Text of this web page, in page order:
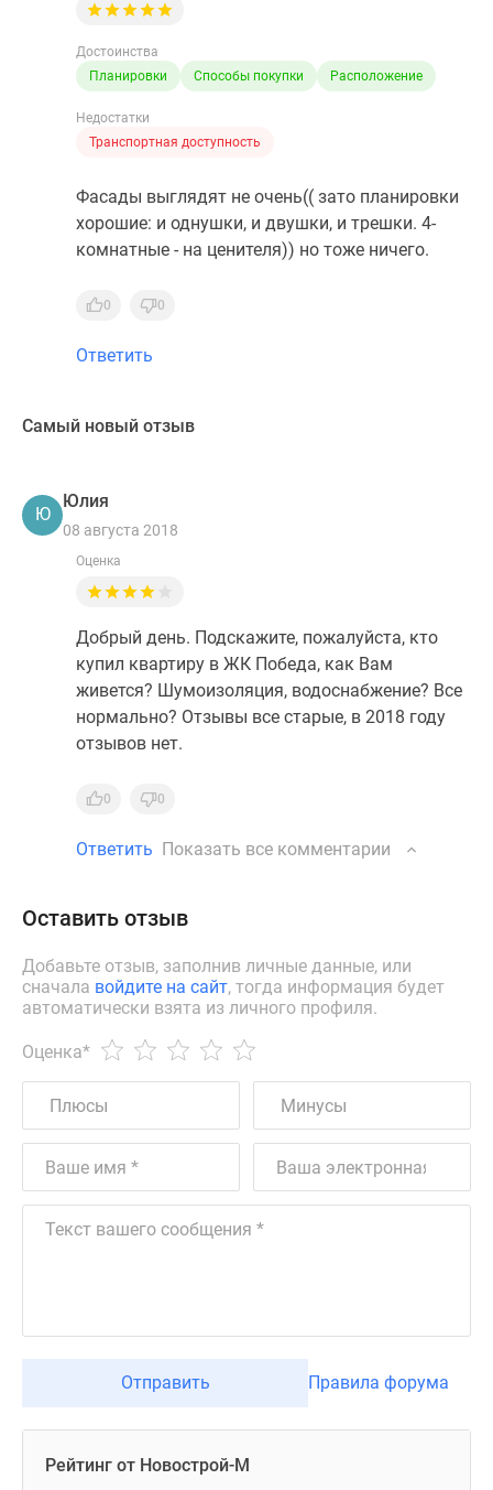
Достоинства
Планировки
Способы покупки Расположение
Недостатки
Транспортная доступность
Фасады выглядят не очень(( зато планировки
хорошие: и однушки, и двушки, и трешки. 4-
комнатные - на ценителя)) но тоже ничего.
0 0
Ответить
Самый новый отзыв
Ю
Юлия
08 августа 2018
Оценка
Добрый день. Подскажите, пожалуйста, кто
купил квартиру в ЖК Победа, как Вам
живется? Шумоизоляция, водоснабжение? Все
нормально? Отзывы все старые, в 2018 году
отзывов нет.
0 0
Ответить Показать все комментарии
Оставить отзыв
Добавьте отзыв, заполнив личные данные, или
сначала войдите на сайт, тогда информация будет
автоматически взята из личного профиля.
Оценка*
Отправить Правила форума
Рейтинг от Новострой-М